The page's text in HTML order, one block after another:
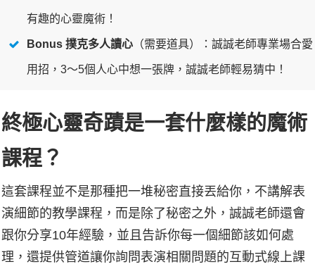
有趣的心靈魔術！
Bonus 撲克多人讀心 （需要道具）：誠誠老師專業場合愛
用招，3～5個人心中想一張牌，誠誠老師輕易猜中！
終極心靈奇蹟是一套什麼樣的魔術
課程？
這套課程並不是那種把一堆秘密直接丟給你，不講解表
演細節的教學課程，而是除了秘密之外，誠誠老師還會
跟你分享10年經驗，並且告訴你每一個細節該如何處
理，還提供管道讓你詢問表演相關問題的互動式線上課